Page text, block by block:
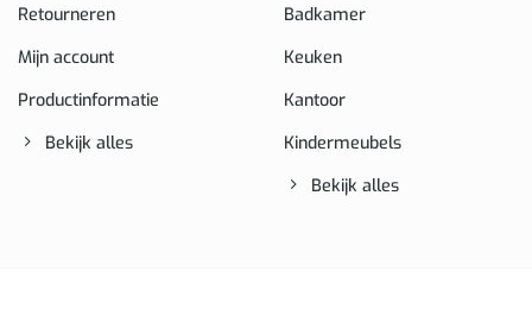
Retourneren
Mijn account
Productinformatie
Bekijk alles
Badkamer
Keuken
Kantoor
Kindermeubels
Bekijk alles